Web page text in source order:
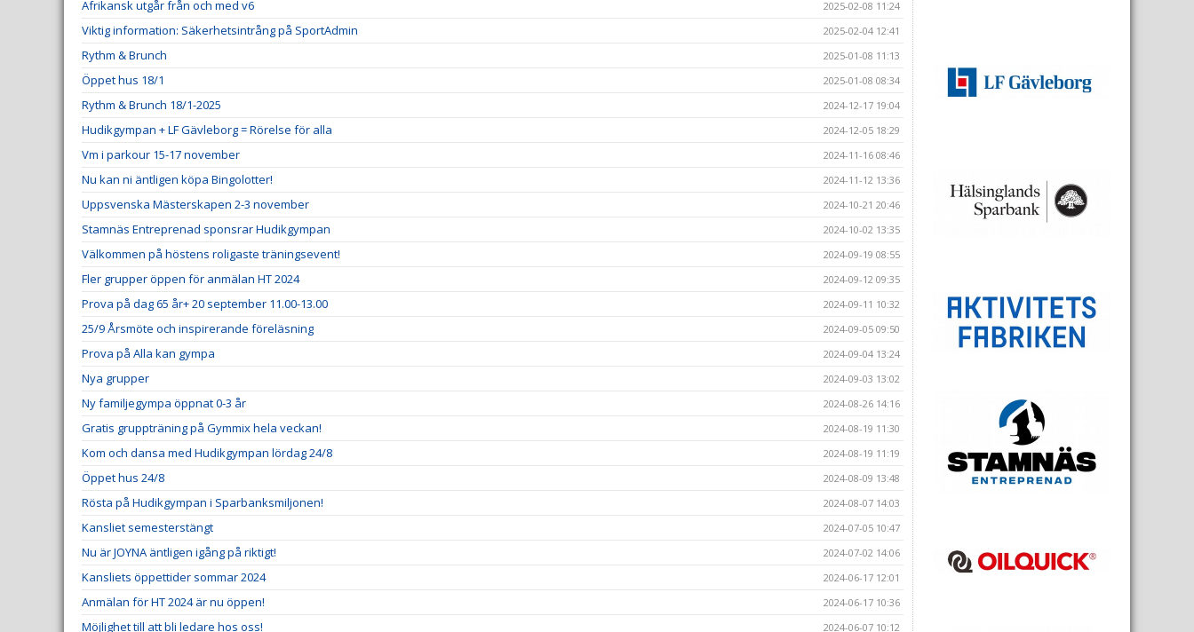
Afrikansk utgår från och med v6 2025-02-08 11:24
Viktig information: Säkerhetsintrång på SportAdmin 2025-02-04 12:41
Rythm & Brunch 2025-01-08 11:13
Öppet hus 18/1 2025-01-08 08:34
Rythm & Brunch 18/1-2025 2024-12-17 19:04
Hudikgympan + LF Gävleborg = Rörelse för alla 2024-12-05 18:29
Vm i parkour 15-17 november 2024-11-16 08:46
Nu kan ni äntligen köpa Bingolotter! 2024-11-12 13:36
Uppsvenska Mästerskapen 2-3 november 2024-10-21 20:46
Stamnäs Entreprenad sponsrar Hudikgympan 2024-10-02 13:35
Välkommen på höstens roligaste träningsevent! 2024-09-19 08:55
Fler grupper öppen för anmälan HT 2024 2024-09-12 09:35
Prova på dag 65 år+ 20 september 11.00-13.00 2024-09-11 10:32
25/9 Årsmöte och inspirerande föreläsning 2024-09-05 09:50
Prova på Alla kan gympa 2024-09-04 13:24
Nya grupper 2024-09-03 13:02
Ny familjegympa öppnat 0-3 år 2024-08-26 14:16
Gratis gruppträning på Gymmix hela veckan! 2024-08-19 11:30
Kom och dansa med Hudikgympan lördag 24/8 2024-08-19 11:19
Öppet hus 24/8 2024-08-09 13:48
Rösta på Hudikgympan i Sparbanksmiljonen! 2024-08-07 14:03
Kansliet semesterstängt 2024-07-05 10:47
Nu är JOYNA äntligen igång på riktigt! 2024-07-02 14:06
Kansliets öppettider sommar 2024 2024-06-17 12:01
Anmälan för HT 2024 är nu öppen! 2024-06-17 10:36
Möjlighet till att bli ledare hos oss! 2024-06-07 10:12